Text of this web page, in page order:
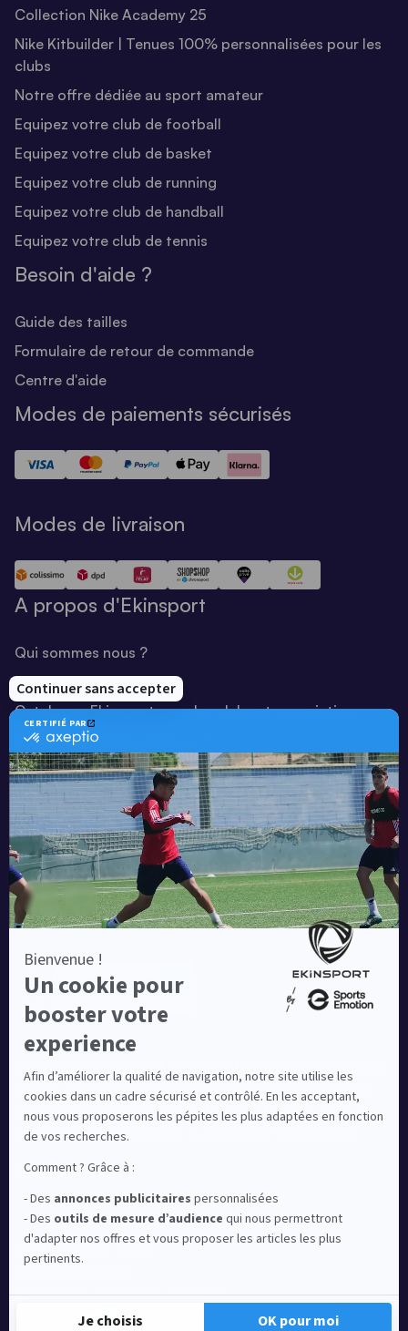
Collection Nike Academy 25
Nike Kitbuilder | Tenues 100% personnalisées pour les
clubs
Notre offre dédiée au sport amateur
Equipez votre club de football
Equipez votre club de basket
Equipez votre club de running
Equipez votre club de handball
Equipez votre club de tennis
Besoin d'aide ?
Guide des tailles
Formulaire de retour de commande
Centre d'aide
Modes de paiements sécurisés
Modes de livraison
A propos d'Ekinsport
Qui sommes nous ?
Notre savoir-faire
Catalogue Ekinsport pour les clubs et associations
Catalogue running Ekinsport
Blog
Une société de :
Equipementier sportif leader en France depuis plus de
10 ans, Ekinsport a été distingué par la rédaction de
Capital dans son classement des « Meilleurs sites de
commerce en ligne 2024 », catégorie Sportswear.
En savoir plus
© EKINSPORT 2026
Conditions Générales de Vente
Paramètres de cookies